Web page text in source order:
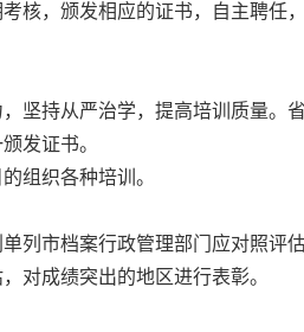
核，颁发相应的证书，自主聘任
坚持从严治学，提高培训质量。
发证书。
组织各种培训。
列市档案行政管理部门应对照评
对成绩突出的地区进行表彰。